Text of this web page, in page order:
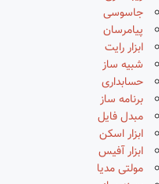
جاسوسی
پیامرسان
ابزار رایت
شبیه ساز
حسابداری
برنامه ساز
مبدل فایل
ابزار اسکن
ابزار آفیس
مولتی مدیا